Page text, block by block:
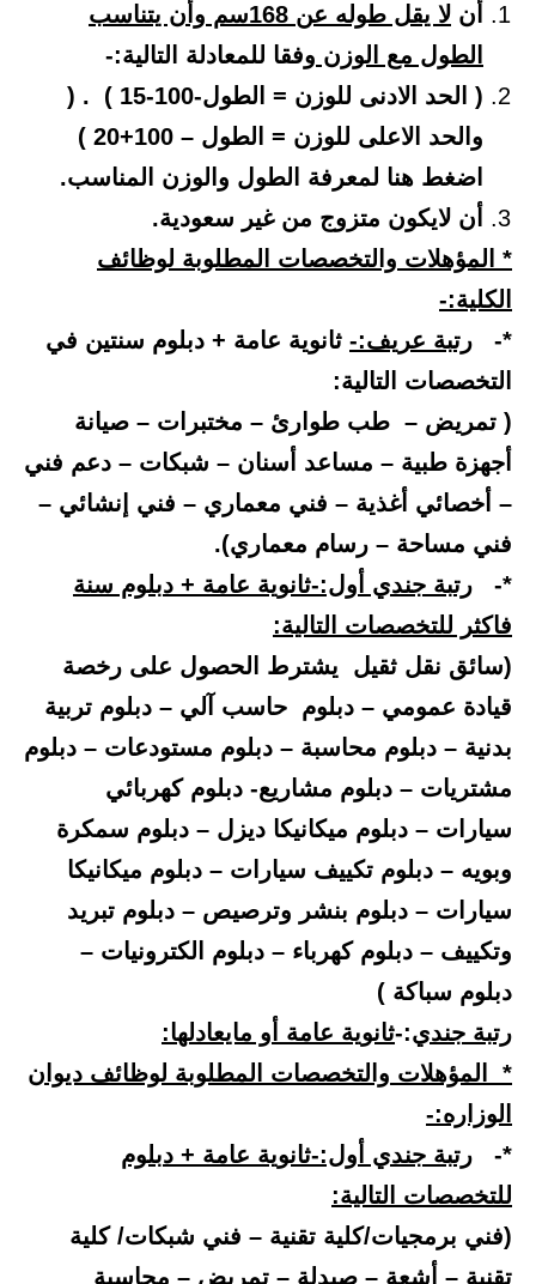
أن
لا يقل طوله عن 168سم وأن يتناسب
الطول مع الوزن وفقا للمعادلة التالية:-
( الحد الادنى للوزن = الطول-100-15 ) . (
والحد الاعلى للوزن = الطول – 100+20 )
اضغط هنا لمعرفة الطول والوزن المناسب.
أن لايكون متزوج من غير سعودية.
* المؤهلات والتخصصات المطلوبة لوظائف
الكلية:-
*- رتبة عريف:- ثانوية عامة + دبلوم سنتين في
التخصصات التالية:
( تمريض – طب طوارئ – مختبرات – صيانة
أجهزة طبية – مساعد أسنان – شبكات – دعم فني
– أخصائي أغذية – فني معماري – فني إنشائي –
فني مساحة – رسام معماري).
*- رتبة جندي أول:-ثانوية عامة + دبلوم سنة
فاكثر للتخصصات التالية:
(سائق نقل ثقيل يشترط الحصول على رخصة
قيادة عمومي – دبلوم حاسب آلي – دبلوم تربية
بدنية – دبلوم محاسبة – دبلوم مستودعات – دبلوم
مشتريات – دبلوم مشاريع- دبلوم كهربائي
سيارات – دبلوم ميكانيكا ديزل – دبلوم سمكرة
وبويه – دبلوم تكييف سيارات – دبلوم ميكانيكا
سيارات – دبلوم بنشر وترصيص – دبلوم تبريد
وتكييف – دبلوم كهرباء – دبلوم الكترونيات –
دبلوم سباكة )
رتبة جندي:-ثانوية عامة أو مايعادلها:
* المؤهلات والتخصصات المطلوبة لوظائف ديوان
الوزاره:-
*- رتبة جندي أول:-ثانوية عامة + دبلوم
للتخصصات التالية:
(فني برمجيات/كلية تقنية – فني شبكات/ كلية
تقنية – أشعة – صيدلة – تمريض – محاسبة